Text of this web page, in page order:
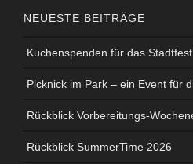
NEUESTE BEITRÄGE
Kuchenspenden für das
Picknick im Park – ein Event für
Rückblick Vorbereitungs-
Rückblick SummerTime 2026